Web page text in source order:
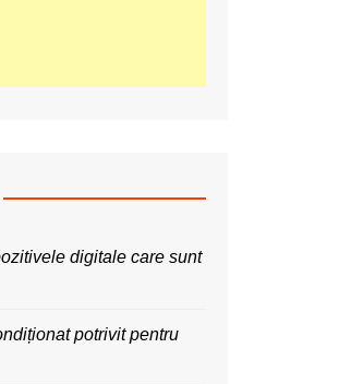
digitale care sunt
potrivit pentru